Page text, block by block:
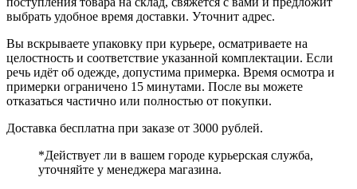
выбрать удобное время доставки. Уточнит адрес.
Вы вскрываете упаковку при курьере, осматриваете на
целостность и соответствие указанной комплектации. Если
речь идёт об одежде, допустима примерка. Время осмотра и
примерки ограничено 15 минутами. После вы можете
отказаться частично или полностью от покупки.
Доставка бесплатна при заказе от 3000 рублей.
*Действует ли в вашем городе курьерская служба,
уточняйте у менеджера магазина.